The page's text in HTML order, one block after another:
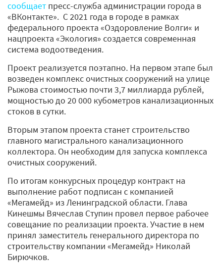
сообщает пресс-служба администрации города в
«ВКонтакте». С 2021 года в городе в рамках
федерального проекта «Оздоровление Волги« и
нацпроекта «Экология» создается современная
система водоотведения.
Проект реализуется поэтапно. На первом этапе был
возведен комплекс очистных сооружений на улице
Рыжова стоимостью почти 3,7 миллиарда рублей,
мощностью до 20 000 кубометров канализационных
стоков в сутки.
Вторым этапом проекта станет строительство
главного магистрального канализационного
коллектора. Он необходим для запуска комплекса
очистных сооружений.
По итогам конкурсных процедур контракт на
выполнение работ подписан с компанией
«Мегамейд» из Ленинградской области. Глава
Кинешмы Вячеслав Ступин провел первое рабочее
совещание по реализации проекта. Участие в нем
принял заместитель генерального директора по
строительству компании «Мегамейд» Николай
Бирючков.